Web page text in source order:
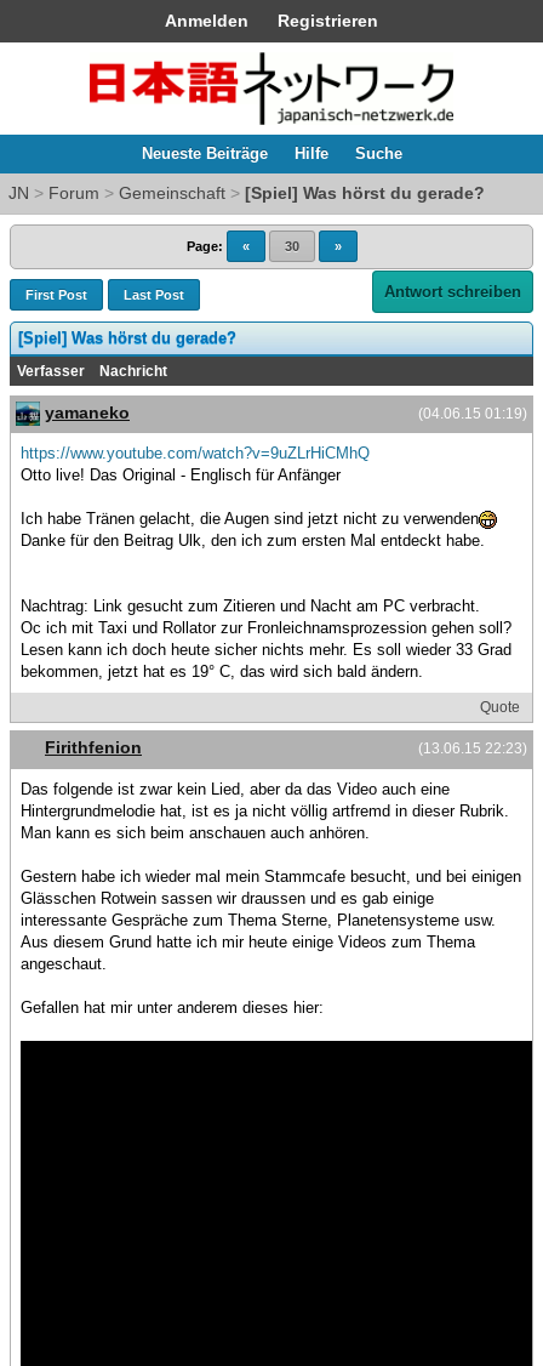
Anmelden Registrieren
Neueste Beiträge Hilfe Suche
JN > Forum > Gemeinschaft > [Spiel] Was hörst du gerade?
Page: « 30 »
First Post Last Post Antwort schreiben
[Spiel] Was hörst du gerade?
Verfasser Nachricht
(04.06.15 01:19)
yamaneko
https://www.youtube.com/watch?v=9uZLrHiCMhQ
Otto live! Das Original - Englisch für Anfänger
Ich habe Tränen gelacht, die Augen sind jetzt nicht zu verwenden
Danke für den Beitrag Ulk, den ich zum ersten Mal entdeckt habe.
Nachtrag: Link gesucht zum Zitieren und Nacht am PC verbracht.
Oc ich mit Taxi und Rollator zur Fronleichnamsprozession gehen soll?
Lesen kann ich doch heute sicher nichts mehr. Es soll wieder 33 Grad
bekommen, jetzt hat es 19° C, das wird sich bald ändern.
Quote
(13.06.15 22:23)
Firithfenion
Das folgende ist zwar kein Lied, aber da das Video auch eine
Hintergrundmelodie hat, ist es ja nicht völlig artfremd in dieser Rubrik.
Man kann es sich beim anschauen auch anhören.
Gestern habe ich wieder mal mein Stammcafe besucht, und bei einigen
Glässchen Rotwein sassen wir draussen und es gab einige
interessante Gespräche zum Thema Sterne, Planetensysteme usw.
Aus diesem Grund hatte ich mir heute einige Videos zum Thema
angeschaut.
Gefallen hat mir unter anderem dieses hier: